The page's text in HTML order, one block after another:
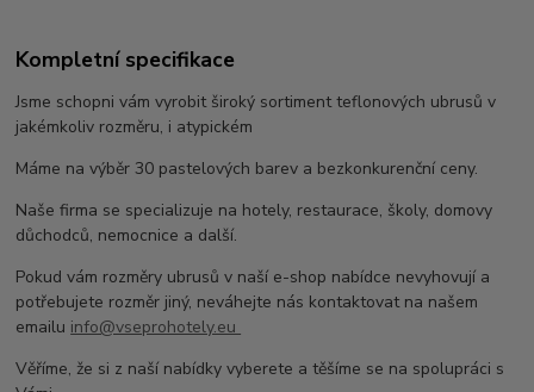
Kompletní specifikace
Jsme schopni vám vyrobit široký sortiment teflonových ubrusů v
jakémkoliv rozměru, i atypickém
Máme na výběr 30 pastelových barev a bezkonkurenční ceny.
Naše firma se specializuje na hotely, restaurace, školy, domovy
důchodců, nemocnice a další.
Pokud vám rozměry ubrusů v naší e-shop nabídce nevyhovují a
potřebujete rozměr jiný, neváhejte nás kontaktovat na našem
emailu info@vseprohotely.eu
Věříme, že si z naší nabídky vyberete a těšíme se na spolupráci s